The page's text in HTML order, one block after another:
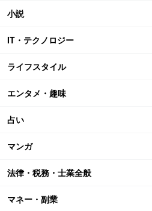
小説
IT・テクノロジー
ライフスタイル
エンタメ・趣味
占い
マンガ
法律・税務・士業全般
マネー・副業